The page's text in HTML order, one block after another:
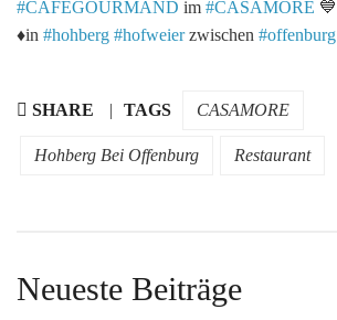
#CAFEGOURMAND im #CASAMORE 💙
♦️in #hohberg #hofweierzwischen #offenburg
SHARE TAGS CASAMORE
Hohberg Bei Offenburg Restaurant
Neueste Beiträge